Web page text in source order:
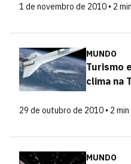
1 de novembro de 2010 • 2
MUNDO
Turismo
clima na
29 de outubro de 2010 • 2
MUNDO